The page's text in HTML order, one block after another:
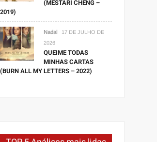
(MESTARI CHENG –
2019)
Nadal
17 DE JULHO DE
2026
QUEIME TODAS
MINHAS CARTAS
(BURN ALL MY LETTERS – 2022)